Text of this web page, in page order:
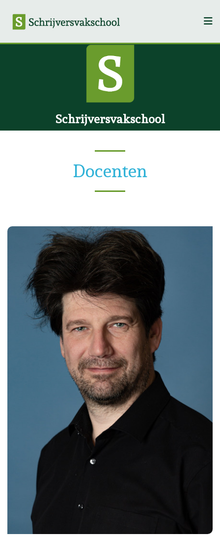
Schrijversvakschool
Docenten